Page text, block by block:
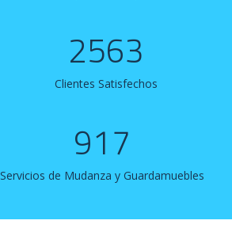
2563
Clientes Satisfechos
917
Servicios de Mudanza y Guardamuebles